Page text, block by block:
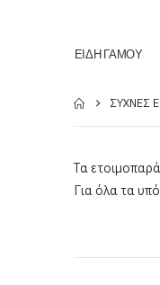
ΕΊΔΗ ΓΆΜΟΥ
ΣΥΧΝΈΣ
Τα
Για όλα τα